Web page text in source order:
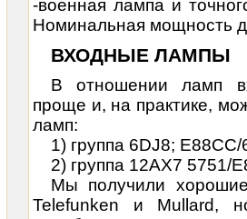
-военная лампа и
Номинальная мощность
ВХОДНЫЕ ЛАМПЫ
В отношении ламп
проще и, на практике,
ламп:
1) группа 6DJ8; Е88СС/
2) группа 12АХ7 5751/
Мы получили
Telefunken и Mullard,